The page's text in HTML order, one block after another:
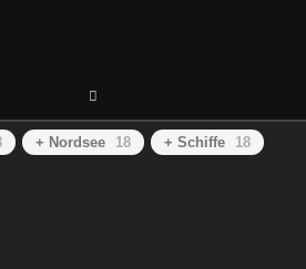
+ Nordsee 18 + Schiffe
18